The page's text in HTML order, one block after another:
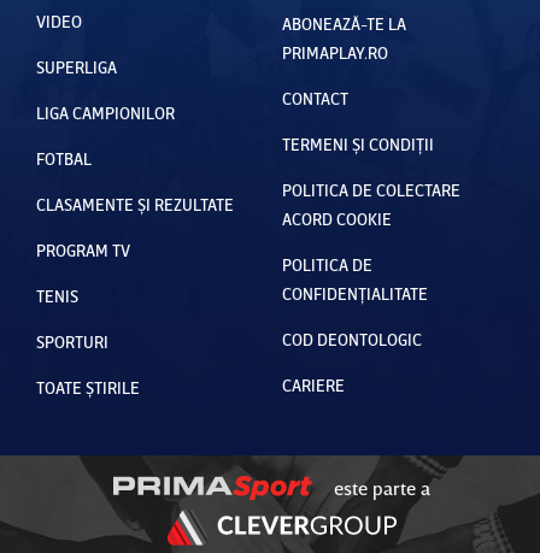
VIDEO
SUPERLIGA
LIGA CAMPIONILOR
FOTBAL
CLASAMENTE ȘI REZULTATE
PROGRAM TV
TENIS
SPORTURI
TOATE ȘTIRILE
ABONEAZĂ-TE LA
PRIMAPLAY.RO
CONTACT
TERMENI ȘI CONDIȚII
POLITICA DE COLECTARE
ACORD COOKIE
POLITICA DE
CONFIDENȚIALITATE
COD DEONTOLOGIC
CARIERE
este parte a